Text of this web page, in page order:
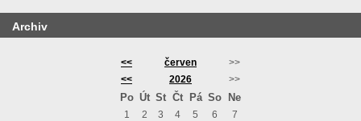
Archiv
<< červen
>>
<<
2026 >>
Po Út St Čt Pá So Ne
1 2 3 4 5 6
7